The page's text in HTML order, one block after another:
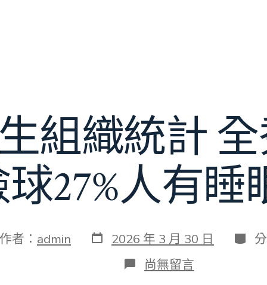
組織統計
27%人有睡
作者： admin 發
表
2026 年 3 月 30 日 分
類
在
〈世
尚無留言